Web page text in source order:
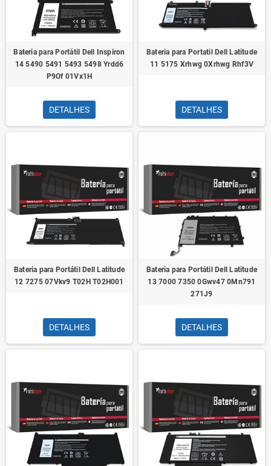
Bateria para Portátil Dell Inspiron
14 5490 5491 5493 5498 Yrdd6
P9Of 01Vx1H
DETALHES
Bateria para Portatil Dell Latitude
11 5175 Xrhwg 0Xrhwg Rhf3V
DETALHES
Bateria para Portátil Dell Latitude
12 7275 07Vkv9 T02H T02H001
DETALHES
Bateria para Portátil Dell Latitude
13 7000 7350 0Gwv47 0Mn791
271J9
DETALHES